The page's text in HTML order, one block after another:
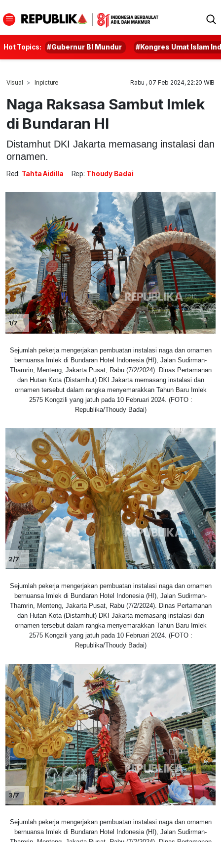
Hot Topics: #Gubernur BI Mundur #Kongres Umat Islam
Visual Inpicture Rabu , 07 Feb 2024, 22:20 WIB
Naga Raksasa Sambut Imlek
di Bundaran HI
Distamhut DKI Jakarta memasang instalasi dan
ornamen.
Red: Tahta Aidilla Rep: Thoudy Badai
1/7
Sejumlah pekerja mengerjakan pembuatan instalasi naga dan ornamen
bernuansa Imlek di Bundaran Hotel Indonesia (HI), Jalan Sudirman-
Thamrin, Menteng, Jakarta Pusat, Rabu (7/2/2024). Dinas Pertamanan
dan Hutan Kota (Distamhut) DKI Jakarta memasang instalasi dan
ornamen tersebut dalam rangka menyemarakkan Tahun Baru Imlek
2575 Kongzili yang jatuh pada 10 Februari 2024. (FOTO :
Republika/Thoudy Badai)
2/7
Sejumlah pekerja mengerjakan pembuatan instalasi naga dan ornamen
bernuansa Imlek di Bundaran Hotel Indonesia (HI), Jalan Sudirman-
Thamrin, Menteng, Jakarta Pusat, Rabu (7/2/2024). Dinas Pertamanan
dan Hutan Kota (Distamhut) DKI Jakarta memasang instalasi dan
ornamen tersebut dalam rangka menyemarakkan Tahun Baru Imlek
2575 Kongzili yang jatuh pada 10 Februari 2024. (FOTO :
Republika/Thoudy Badai)
3/7
Sejumlah pekerja mengerjakan pembuatan instalasi naga dan ornamen
bernuansa Imlek di Bundaran Hotel Indonesia (HI), Jalan Sudirman-